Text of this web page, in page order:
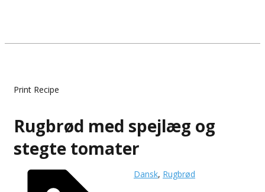
Print Recipe
Rugbrød med spejlæg og
stegte tomater
Dansk, Rugbrød